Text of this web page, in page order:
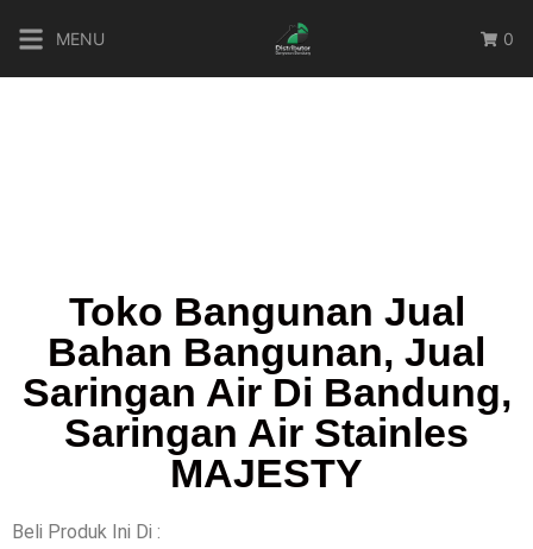
MENU 0
Toko Bangunan Jual
Bahan Bangunan, Jual
Saringan Air Di Bandung,
Saringan Air Stainles
MAJESTY
Beli Produk Ini Di :